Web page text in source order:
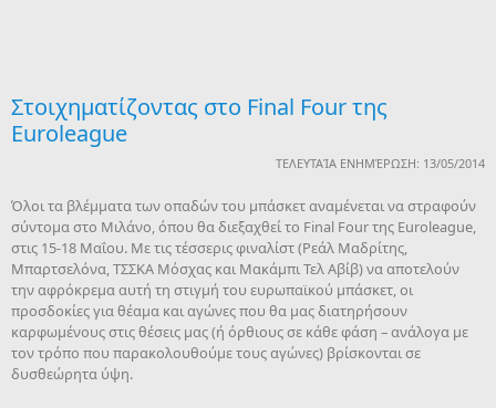
Στοιχηματίζοντας στο Final Four της
Euroleague
ΤΕΛΕΥΤΑΊΑ ΕΝΗΜΈΡΩΣΗ: 13/05/2014
Όλοι τα βλέμματα των οπαδών του μπάσκετ αναμένεται να στραφούν
σύντομα στο Μιλάνο, όπου θα διεξαχθεί το Final Four της Euroleague,
στις 15-18 Μαΐου. Με τις τέσσερις φιναλίστ (Ρεάλ Μαδρίτης,
Μπαρτσελόνα, ΤΣΣΚΑ Μόσχας και Mακάμπι Τελ Αβίβ) να αποτελούν
την αφρόκρεμα αυτή τη στιγμή του ευρωπαϊκού μπάσκετ, οι
προσδοκίες για θέαμα και αγώνες που θα μας διατηρήσουν
καρφωμένους στις θέσεις μας (ή όρθιους σε κάθε φάση – ανάλογα με
τον τρόπο που παρακολουθούμε τους αγώνες) βρίσκονται σε
δυσθεώρητα ύψη.